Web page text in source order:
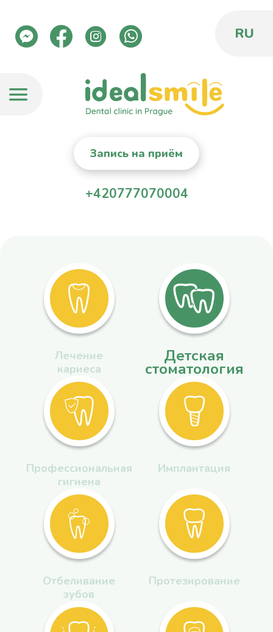
Запись на приём
+420777070004
RU
Лечение
кариеса
Детская
стоматология
Профессиональная
гигиена
Имплантация
Отбеливание
зубов
Протезирование